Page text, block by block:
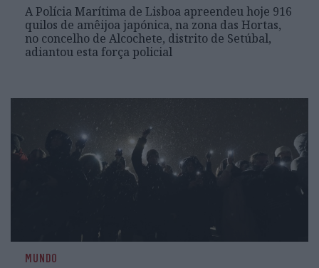
A Polícia Marítima de Lisboa apreendeu hoje 916
quilos de amêijoa japónica, na zona das Hortas,
no concelho de Alcochete, distrito de Setúbal,
adiantou esta força policial
MUNDO